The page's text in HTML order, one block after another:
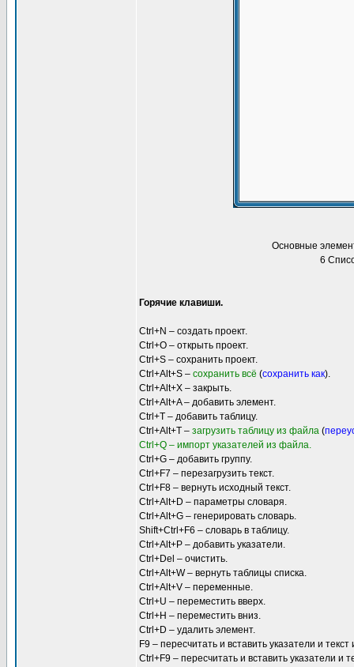
Основные
6
Горячие клавиши.
Ctrl+N – создать проект.
Ctrl+O – открыть проект.
Ctrl+S – сохранить проект.
Ctrl+Alt+S – сохранить всё (сохранить как).
Ctrl+Alt+X – закрыть.
Ctrl+Alt+A – добавить элемент.
Ctrl+T – добавить таблицу.
Ctrl+Alt+T – загрузить таблицу из файла (
Ctrl+Q – импорт указателей из файла.
Ctrl+G – добавить группу.
Ctrl+F7 – перезагрузить текст.
Ctrl+F8 – вернуть исходный текст.
Ctrl+Alt+D – параметры словаря.
Ctrl+Alt+G – генерировать словарь.
Shift+Ctrl+F6 – словарь в таблицу.
Ctrl+Alt+P – добавить указатели.
Ctrl+Del – очистить.
Ctrl+Alt+W – вернуть таблицы списка.
Ctrl+Alt+V – переменные.
Ctrl+U – переместить вверх.
Ctrl+H – переместить вниз.
Ctrl+D – удалить элемент.
F9 – пересчитать и вставить указатели и
Ctrl+F9 – пересчитать и вставить указатели и